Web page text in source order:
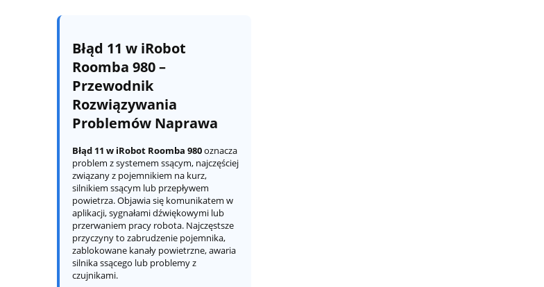
Błąd 11 w iRobot
Roomba 980 –
Przewodnik
Rozwiązywania
Problemów Naprawa
Błąd 11 w iRobot Roomba 980oznacza
problem z systemem ssącym, najczęściej
związany z pojemnikiem na kurz,
silnikiem ssącym lub przepływem
powietrza. Objawia się komunikatem w
aplikacji, sygnałami dźwiękowymi lub
przerwaniem pracy robota. Najczęstsze
przyczyny to zabrudzenie pojemnika,
zablokowane kanały powietrzne, awaria
silnika ssącego lub problemy z
czujnikami.